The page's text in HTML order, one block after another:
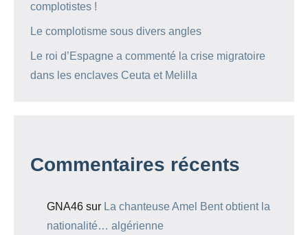
complotistes !
Le complotisme sous divers angles
Le roi d’Espagne a commenté la crise migratoire
dans les enclaves Ceuta et Melilla
Commentaires récents
GNA46 sur La chanteuse Amel Bent obtient la
nationalité… algérienne